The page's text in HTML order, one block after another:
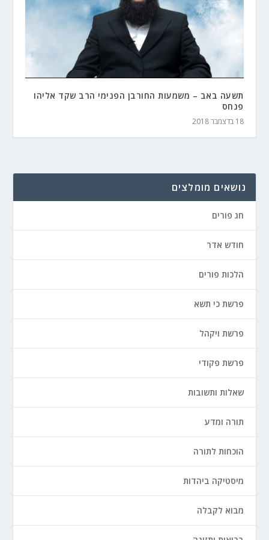
תשעה באב – משמעות החורבן הפנימי הרב שקד אליהו
פנחס
18 בדצמבר 2018
נושאים מומלצים
חג פורים
חודש אדר
הלכות פורים
פרשת כי תשא
פרשת ויקהל
פרשת פקודי
שאלות ותשובות
תורה ומדע
הוכחות לתורה
מיסטיקה ביהדות
מבוא לקבלה